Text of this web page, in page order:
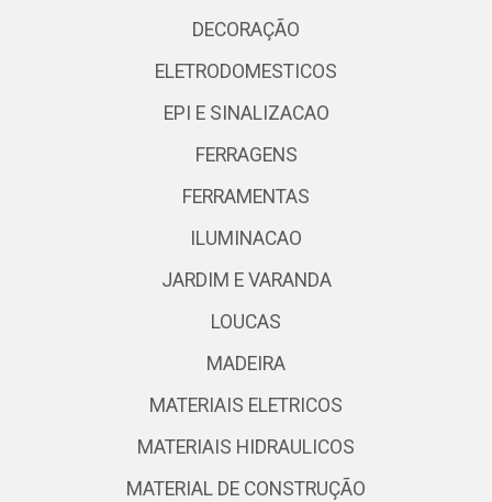
DECORAÇÃO
ELETRODOMESTICOS
EPI E SINALIZACAO
FERRAGENS
FERRAMENTAS
ILUMINACAO
JARDIM E VARANDA
LOUCAS
MADEIRA
MATERIAIS ELETRICOS
MATERIAIS HIDRAULICOS
MATERIAL DE CONSTRUÇÃO